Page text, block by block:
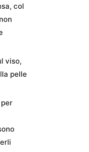
col
viso,
pelle